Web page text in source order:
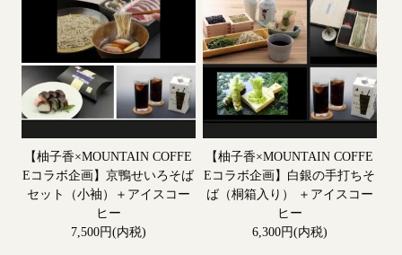
【柚子香×MOUNTAIN COFFE
Eコラボ企画】京鴨せいろそば
セット（小袖）＋アイスコー
ヒー
7,500円(内税)
【柚子香×MOUNTAIN COFFE
Eコラボ企画】白銀の手打ちそ
ば（桐箱入り） ＋アイスコー
ヒー
6,300円(内税)